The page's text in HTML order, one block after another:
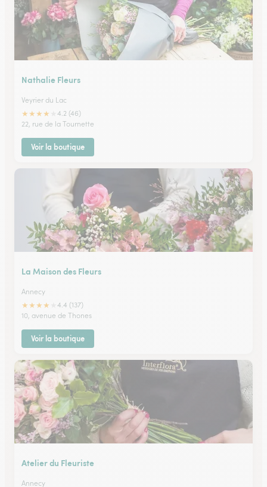
Nathalie Fleurs
Veyrier du Lac
★★★★
4.2 (46)
22, rue de la Tournette
Voir la boutique
La Maison des Fleurs
Annecy
★★★★
4.4 (137)
10, avenue de Thones
Voir la boutique
Atelier du Fleuriste
Annecy